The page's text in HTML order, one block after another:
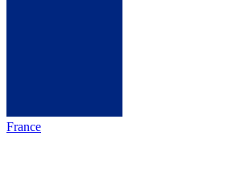
France